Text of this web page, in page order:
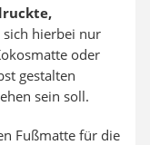
sich hierbei nur
oder
gestalten
sein soll.
Fußmatte für die